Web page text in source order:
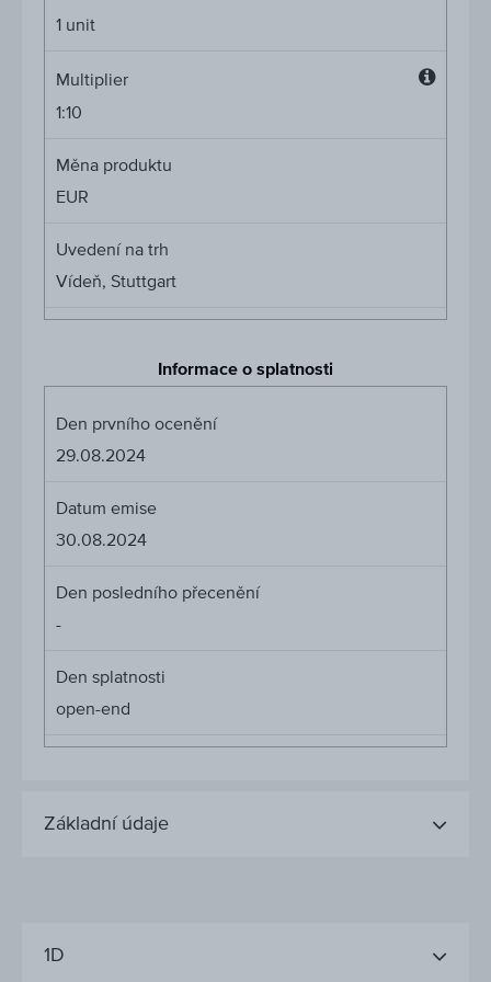
1 unit
Multiplier
1:10
Měna produktu
EUR
Uvedení na trh
Vídeň, Stuttgart
Informace o splatnosti
Den prvního ocenění
29.08.2024
Datum emise
30.08.2024
Den posledního přecenění
-
Den splatnosti
open-end
Základní údaje
1D